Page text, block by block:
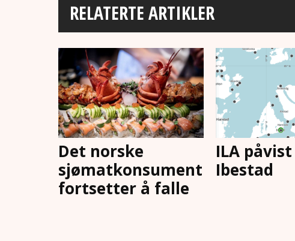
RELATERTE ARTIKLER
Det norske
sjømatkonsument
fortsetter å falle
ILA
Ibestad